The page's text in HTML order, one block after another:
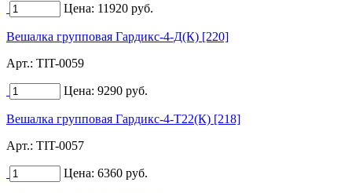
Цена: 11920 руб.
Вешалка групповая Гардикс-4-Д(К) [220]
Арт.: TIT-0059
Цена: 9290 руб.
Вешалка групповая Гардикс-4-Т22(К) [218]
Арт.: TIT-0057
Цена: 6360 руб.